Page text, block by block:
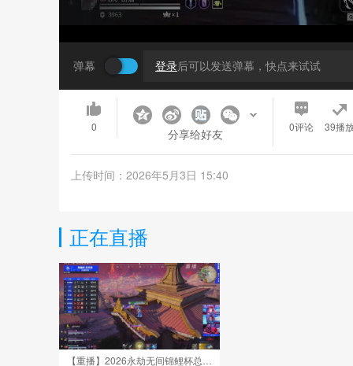
弹幕 登录后可以发送弹幕，快点来试试
0 分享给好友 0评论 39播
上传时间：2026年5月3日 15:40
正在直播